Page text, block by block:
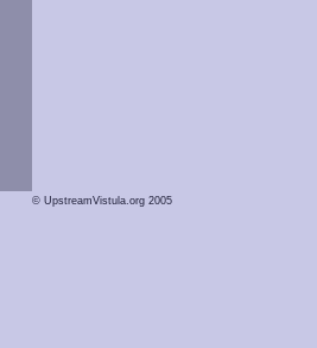
© UpstreamVistula.org 2005